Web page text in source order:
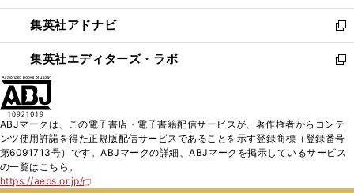
開
く
ウ
で
開
く
ン
ド
ウ
で
ウ
ィ
ン
ド
く
集英社アドナビ
新
し
い
ド
ウ
で
集英社エディターズ・ラボ
新
ィ
ン
ABJマークは、この電子書店・電子書籍配信サービスが、著作権者からコンテ
ンツ使用許諾を得た正規版配信サービスであることを示す登録商標（登録番号
第6091713号）です。ABJマークの詳細、ABJマークを掲示しているサービス
の一覧はこちら。
https://aebs.or.jp/
新